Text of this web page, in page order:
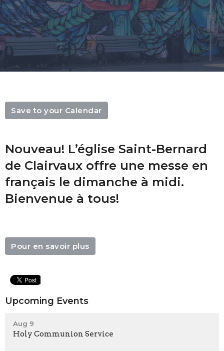
Save to your Calendar
Nouveau! L’église Saint-Bernard
de Clairvaux offre une messe en
français le dimanche à midi.
Bienvenue à tous!
Pour en savoir plus
Upcoming Events
Aug 9
Holy Communion Service